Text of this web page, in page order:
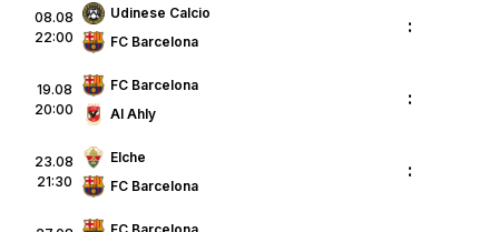
08.08
22:00
Udinese Calcio
FC Barcelona
:
19.08
20:00
FC Barcelona
Al Ahly
:
23.08
21:30
Elche
FC Barcelona
: